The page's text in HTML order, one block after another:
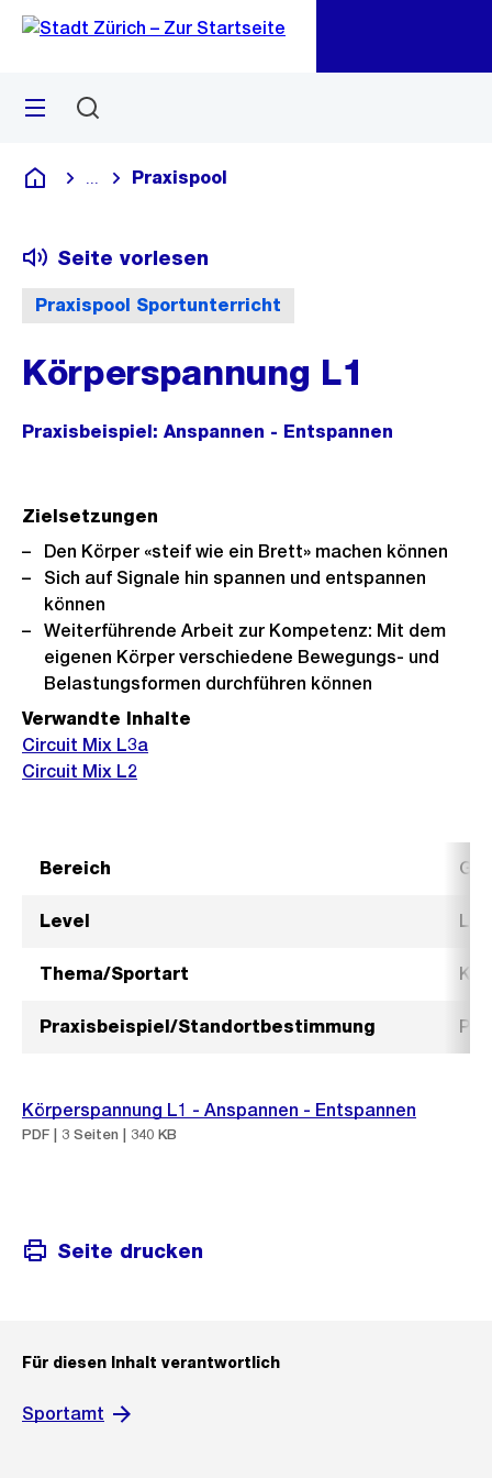
Navigation
Sprunglink
Menü
Deutsch
Blende alle Breadcrumbs ein
Praxispool
Praxispool Sportunterricht
Seite vorlesen
Körperspannung L1
Praxisbeispiel: Anspannen - Entspannen
Zielsetzungen
Den Körper «steif wie ein Brett» machen können
Sich auf Signale hin spannen und entspannen
können
Weiterführende Arbeit zur Kompetenz: Mit dem
eigenen Körper verschiedene Bewegungs- und
Belastungsformen durchführen können
Verwandte Inhalte
Circuit Mix L3a
Circuit Mix L2
Bereich
Level
Thema/Sportart
Praxisbeispiel/Standortbestimmung
Körperspannung L1 - Anspannen - Entspannen
PDF | 3 Seiten | 340 KB
Seite drucken
Für diesen Inhalt verantwortlich
Sportamt